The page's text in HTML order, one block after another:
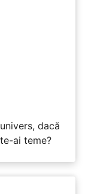
dacă
ai teme?